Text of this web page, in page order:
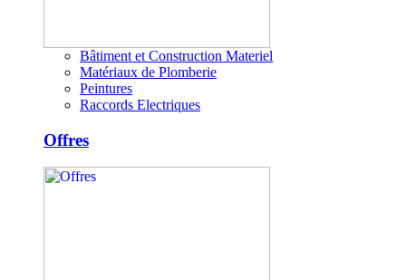
Bâtiment et Construction Materiel
Matériaux de Plomberie
Peintures
Raccords Electriques
Offres